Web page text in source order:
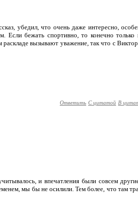
убедил, что очень даже интересно,
Если бежать спортивно, то конечно только
вызывают уважение, так что с
Ответить С цитатой В
и впечатления были совсем
мы бы не осилили. Тем более, что там